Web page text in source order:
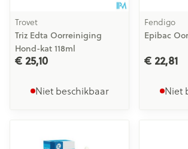
Trovet
Triz Edta Oorreiniging
Hond-kat 118ml
€ 25,10
Niet beschikbaar
Fendigo
Epibac
€ 22,81
Niet